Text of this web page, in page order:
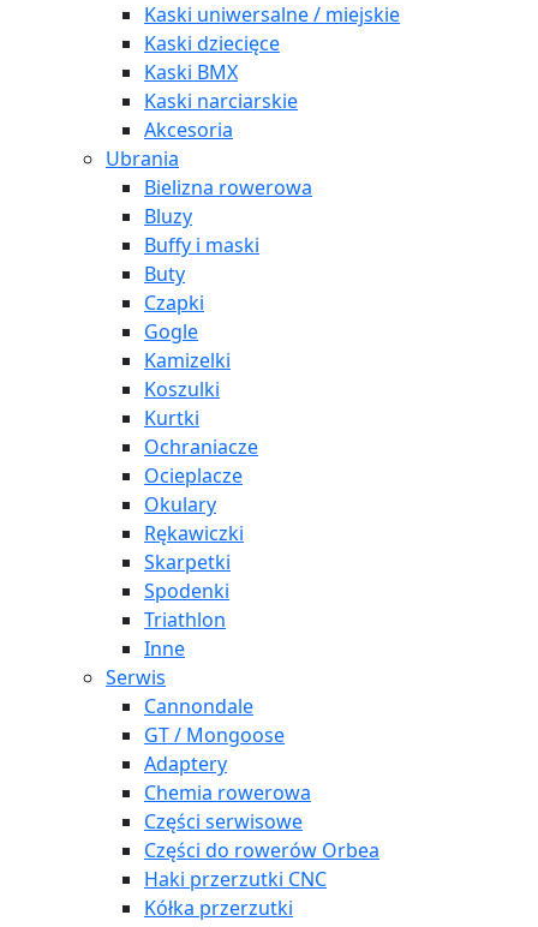
Kaski uniwersalne / miejskie
Kaski dziecięce
Kaski BMX
Kaski narciarskie
Akcesoria
Ubrania
Bielizna rowerowa
Bluzy
Buffy i maski
Buty
Czapki
Gogle
Kamizelki
Koszulki
Kurtki
Ochraniacze
Ocieplacze
Okulary
Rękawiczki
Skarpetki
Spodenki
Triathlon
Inne
Serwis
Cannondale
GT / Mongoose
Adaptery
Chemia rowerowa
Części serwisowe
Części do rowerów Orbea
Haki przerzutki CNC
Kółka przerzutki